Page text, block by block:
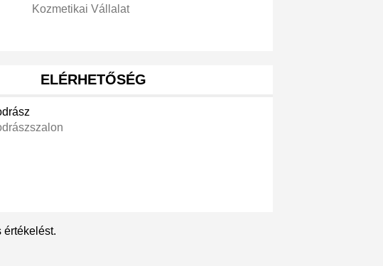
Kozmetikai Vállalat
ELÉRHETŐSÉG
értékelést.